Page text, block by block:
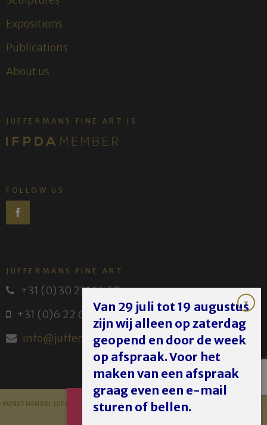
AFSPRAAK
MAKEN
Expositions
Publications
About us
JUFFERMANS FINE ART IS:
FOLLOW US
JUFFERMANS FINE ART
+31 (0) 30 231 14 63
+31 (0)6 22 614 582
info@juffermans.nl
JUFFERMANS - JUFFERMANS FINE ART 2023 -
Van 29 juli tot 19 augustus
zijn wij alleen op zaterdag
geopend en door de week
op afspraak. Voor het
maken van een afspraak
graag even een e-mail
sturen of bellen.